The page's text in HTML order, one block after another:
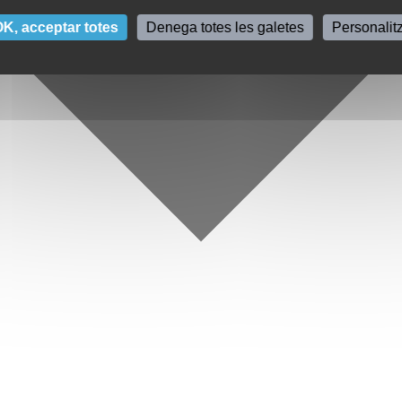
acceptar totes Denega totes les galetes